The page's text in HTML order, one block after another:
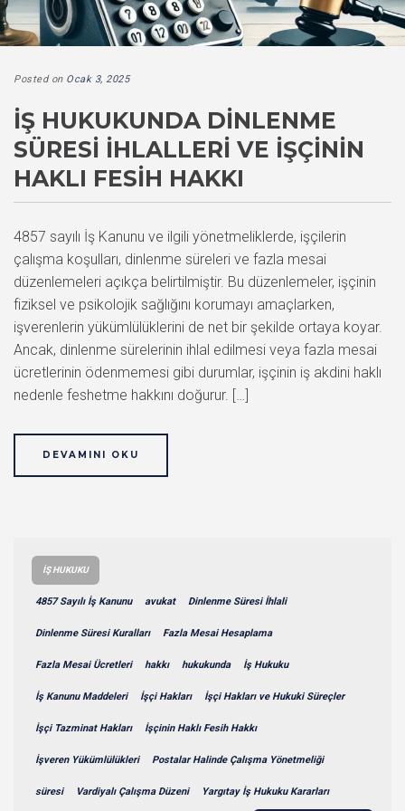
Posted on Ocak 3, 2025
İŞ HUKUKUNDA DINLENME
SÜRESI İHLALLERI VE İŞÇININ
HAKLI FESIH HAKKI
4857 sayılı İş Kanunu ve ilgili yönetmeliklerde, işçilerin
çalışma koşulları, dinlenme süreleri ve fazla mesai
düzenlemeleri açıkça belirtilmiştir. Bu düzenlemeler, işçinin
fiziksel ve psikolojik sağlığını korumayı amaçlarken,
işverenlerin yükümlülüklerini de net bir şekilde ortaya koyar.
Ancak, dinlenme sürelerinin ihlal edilmesi veya fazla mesai
ücretlerinin ödenmemesi gibi durumlar, işçinin iş akdini haklı
nedenle feshetme hakkını doğurur. […]
DEVAMINI OKU
İŞ HUKUKU
4857 Sayılı İş Kanunu avukat Dinlenme Süresi İhlali
Dinlenme Süresi Kuralları Fazla Mesai Hesaplama
Fazla Mesai Ücretleri hakkı hukukunda İş Hukuku
İş Kanunu Maddeleri İşçi Hakları İşçi Hakları ve Hukuki Süreçler
İşçi Tazminat Hakları İşçinin Haklı Fesih Hakkı
İşveren Yükümlülükleri Postalar Halinde Çalışma Yönetmeliği
süresi Vardiyalı Çalışma Düzeni Yargıtay İş Hukuku Kararları